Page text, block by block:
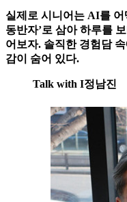
실제로 시니어는 AI를 어
동반자’로 삼아 하루를
어보자. 솔직한 경험담
감이 숨어 있다.
Talk with I정남진